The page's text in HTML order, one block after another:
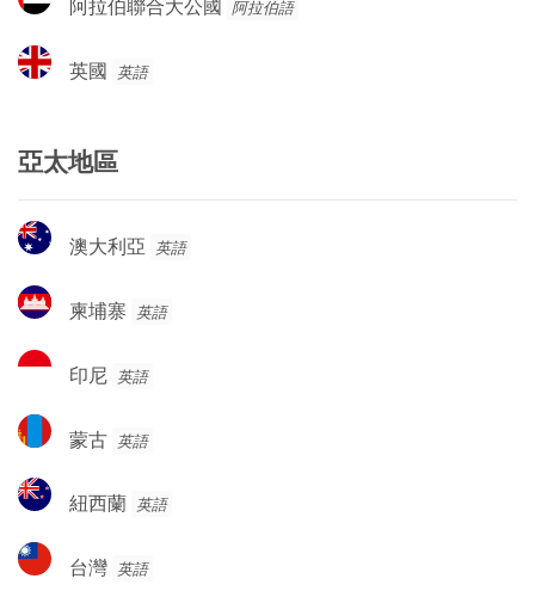
拉
聯
公
阿拉伯聯合大公國 阿拉伯語
英
國
英國 英語
亞太地區
澳
大
亞
澳大利亞 英語
柬
埔
柬埔寨 英語
印
尼
印尼 英語
蒙
古
蒙古 英語
紐
西
紐西蘭 英語
台
灣
台灣 英語